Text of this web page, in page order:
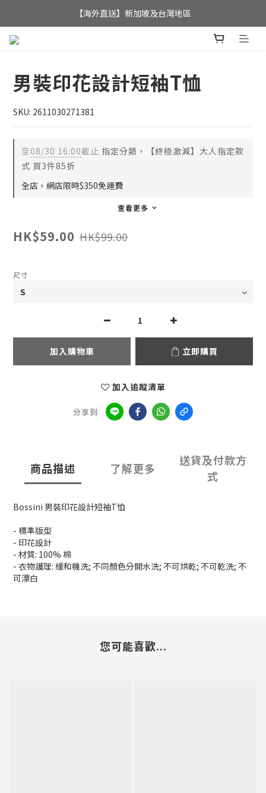
全店滿$350，即可享港澳地區免運費;
【海外直送】新加坡及台灣地區
男裝印花設計短袖T恤
SKU: 2611030271381
至08/30 16:00截止 指定分類，【終極激減】大人指定款
式 買3件85折
全店，網店限時$350免運費
查看更多
HK$59.00 HK$99.00
尺寸
加入購物車 立即購買
加入追蹤清單
分享到
商品描述 了解更多
送貨及付款方
式
Bossini 男裝印花設計短袖T恤
- 標準版型
- 印花設計
- 材質: 100% 棉
- 衣物護理: 緩和機洗; 不同顏色分開水洗; 不可烘乾; 不可乾洗; 不
可漂白
您可能喜歡...